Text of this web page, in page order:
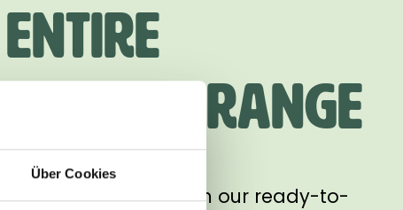
Über Cookies
range
real enjoyment! From our ready-to-